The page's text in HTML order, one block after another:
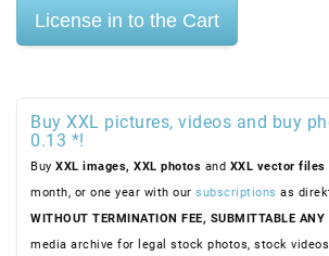
Buy XXL pictures, videos and buy
0.13 *!
Buy XXL images, XXL photos and XXL vector files
month, or one year with our subscriptions as
WITHOUT TERMINATION FEE, SUBMITTABLE ANY
media archive for legal stock photos, stock